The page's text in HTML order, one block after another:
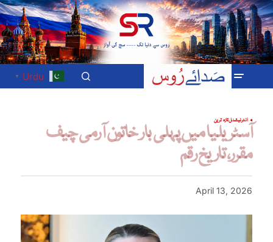
Urdu
▼
انٹرنیشنلتازہ ترین
آسٹریلیا میں پہلی بار خاتون آرمی چیف
مقرر، تاریخ رقم
April 13, 2026